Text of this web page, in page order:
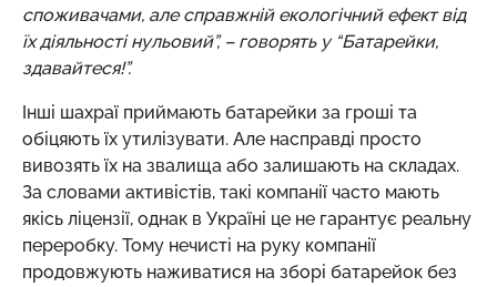
споживачами, але справжній екологічний ефект від
їх діяльності нульовий”, – говорять у “Батарейки,
здавайтеся!”.
Інші шахраї приймають батарейки за гроші та
обіцяють їх утилізувати. Але насправді просто
вивозять їх на звалища або залишають на складах.
За словами активістів, такі компанії часто мають
якісь ліцензії, однак в Україні це не гарантує реальну
переробку. Тому нечисті на руку компанії
продовжують наживатися на зборі батарейок без